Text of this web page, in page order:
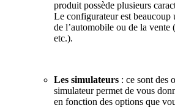
produit possède plusieurs
Le configurateur est beaucoup
de l’automobile ou de la vente
etc.).
Les simulateurs : ce sont des
simulateur permet de vous
en fonction des options que